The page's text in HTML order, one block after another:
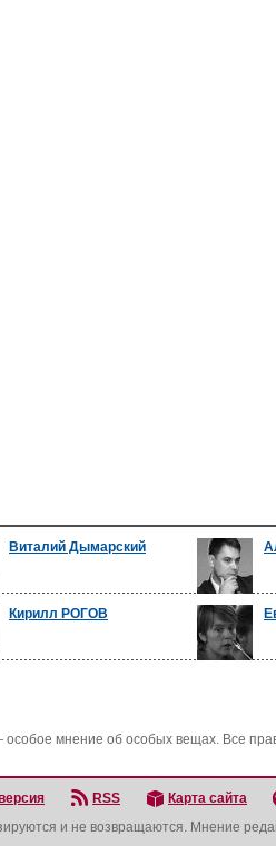
Виталий Дымарский
Кирилл РОГОВ
особое мнение об особых вещах. Все
RSS Карта сайта
и не возвращаются. Мнение